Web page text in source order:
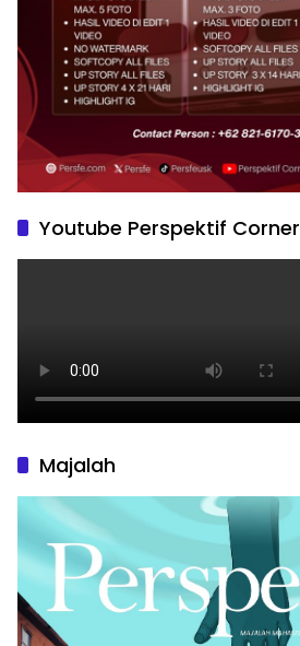
Youtube Perspektif Corner
Majalah